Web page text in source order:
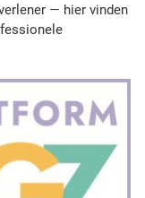
— hier vinden